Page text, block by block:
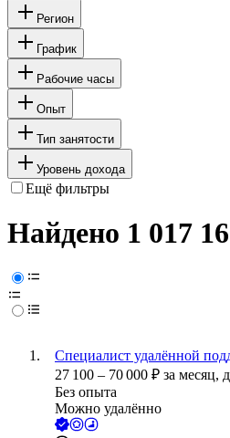
Регион
График
Рабочие часы
Опыт
Тип занятости
Уровень дохода
Ещё фильтры
Найдено 1 017
Специалист удалённой
27 100 – 70 000 ₽ за месяц,
Без опыта
Можно удалённо